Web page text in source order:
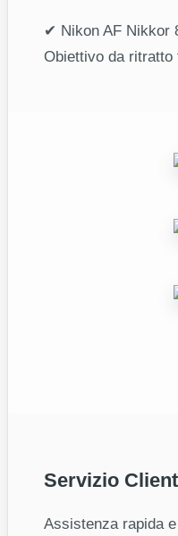
✔ Nikon AF Nikkor
Obiettivo da
Servizio
Assistenza rapida